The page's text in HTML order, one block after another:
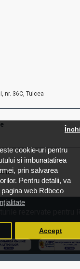
cookie-uri pentru
si imbunatatirea
prin salvarea
Pentru detalii, va
web Rdbeco
Accept
nr. 36C, Tulcea
rezervate pentru